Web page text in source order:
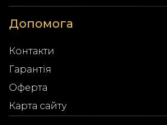
Допомога
Контакти
Гарантія
Оферта
Карта сайту